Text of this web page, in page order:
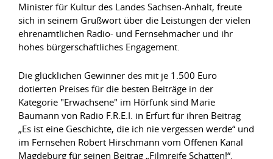
Minister für Kultur des Landes Sachsen-Anhalt, freute
sich in seinem Grußwort über die Leistungen der vielen
ehrenamtlichen Radio- und Fernsehmacher und ihr
hohes bürgerschaftliches Engagement.
Die glücklichen Gewinner des mit je 1.500 Euro
dotierten Preises für die besten Beiträge in der
Kategorie "Erwachsene" im Hörfunk sind Marie
Baumann von Radio F.R.E.I. in Erfurt für ihren Beitrag
„Es ist eine Geschichte, die ich nie vergessen werde“ und
im Fernsehen Robert Hirschmann vom Offenen Kanal
Magdeburg für seinen Beitrag „Filmreife Schatten!“.